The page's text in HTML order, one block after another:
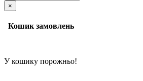
×
Кошик замовлень
У кошику порожньо!